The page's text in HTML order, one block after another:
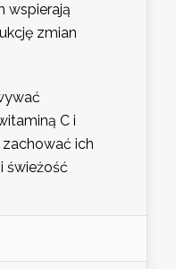
wspierają
zmian
C i
ich
świeżość